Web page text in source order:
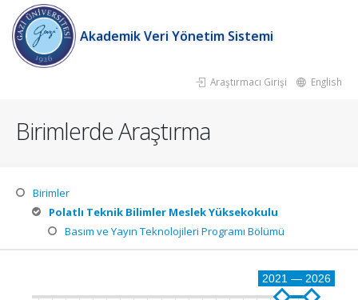
Akademik Veri Yönetim Sistemi
Araştırmacı Girişi English
Birimlerde Araştırma
Birimler
Polatlı Teknik Bilimler Meslek Yüksekokulu
Basım ve Yayın Teknolojileri Programı Bölümü
2021 — 2026